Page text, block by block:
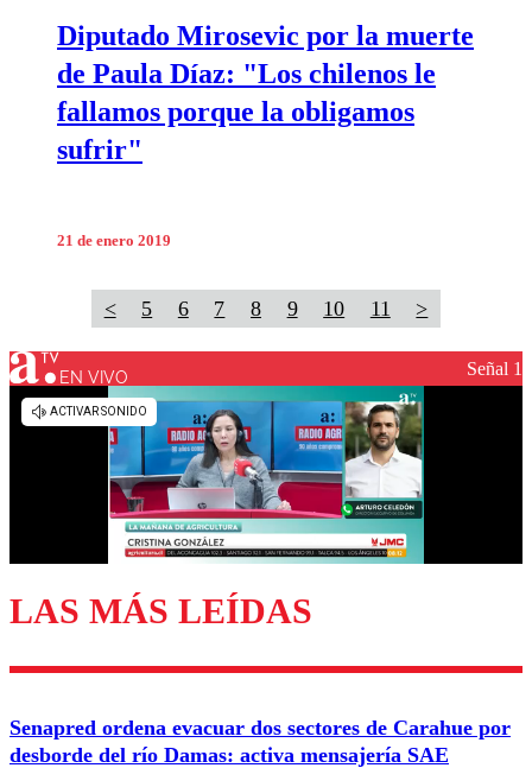
Diputado Mirosevic por la muerte
de Paula Díaz: "Los chilenos le
fallamos porque la obligamos
sufrir"
21 de enero 2019
< 5 6 7 8 9 10 11 >
EN VIVO Señal 1
LAS MÁS LEÍDAS
Senapred ordena evacuar dos sectores de Carahue por
desborde del río Damas: activa mensajería SAE